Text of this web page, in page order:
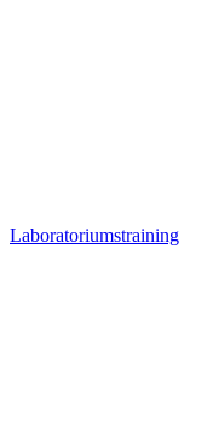
Laboratoriumstraining